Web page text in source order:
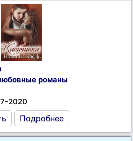
романы
2020
Подробнее